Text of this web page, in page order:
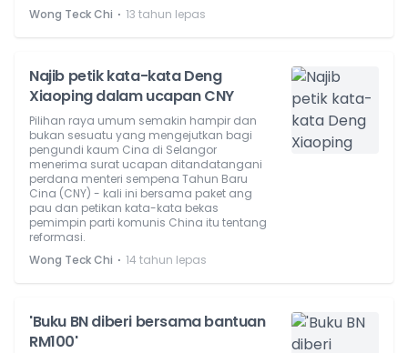
Wong Teck Chi ⋅ 13 tahun lepas
Najib petik kata-kata Deng
Xiaoping dalam ucapan CNY
Pilihan raya umum semakin hampir dan
bukan sesuatu yang mengejutkan bagi
pengundi kaum Cina di Selangor
menerima surat ucapan ditandatangani
perdana menteri sempena Tahun Baru
Cina (CNY) - kali ini bersama paket ang
pau dan petikan kata-kata bekas
pemimpin parti komunis China itu tentang
reformasi.
Wong Teck Chi ⋅ 14 tahun lepas
'Buku BN diberi bersama bantuan
RM100'